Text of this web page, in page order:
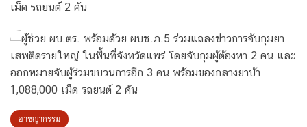
เม็ด รถยนต์ 2 คัน
อาชญากรรม